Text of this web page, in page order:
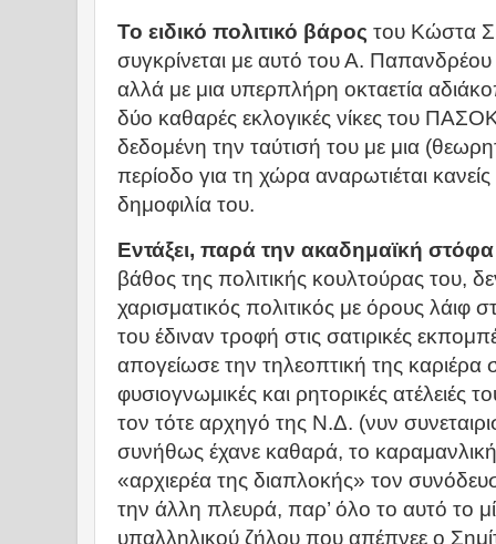
Το ειδικό πολιτικό βάρος του Κώστα
συγκρίνεται με αυτό του Α.
αλλά με μια υπερπλήρη οκταετία
δύο καθαρές εκλογικές νίκες του
δεδομένη την ταύτισή του με μια
περίοδο για τη χώρα αναρωτιέται
δημοφιλία του.
Εντάξει, παρά την ακαδημαϊκή στόφα
βάθος της πολιτικής κουλτούρας του,
χαρισματικός πολιτικός με όρους λάιφ
του έδιναν τροφή στις σατιρικές
απογείωσε την τηλεοπτική της καριέρα
φυσιογνωμικές και ρητορικές ατέλειές
τον τότε αρχηγό της Ν.Δ. (νυν
συνήθως έχανε καθαρά, το
«αρχιερέα της διαπλοκής» τον
την άλλη πλευρά, παρ’ όλο το αυτό το
υπαλληλικού ζήλου που απέπνεε ο